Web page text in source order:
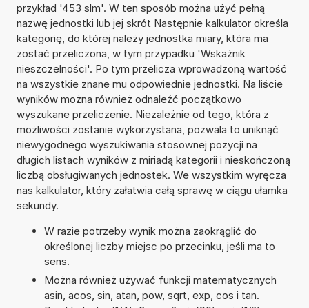
przykład '453 slm'. W ten sposób można użyć pełną
nazwę jednostki lub jej skrót Następnie kalkulator określa
kategorię, do której należy jednostka miary, która ma
zostać przeliczona, w tym przypadku 'Wskaźnik
nieszczelności'. Po tym przelicza wprowadzoną wartość
na wszystkie znane mu odpowiednie jednostki. Na liście
wyników można również odnaleźć początkowo
wyszukane przeliczenie. Niezależnie od tego, która z
możliwości zostanie wykorzystana, pozwala to uniknąć
niewygodnego wyszukiwania stosownej pozycji na
długich listach wyników z miriadą kategorii i nieskończoną
liczbą obsługiwanych jednostek. We wszystkim wyręcza
nas kalkulator, który załatwia całą sprawę w ciągu ułamka
sekundy.
W razie potrzeby wynik można zaokrąglić do
określonej liczby miejsc po przecinku, jeśli ma to
sens.
Można również używać funkcji matematycznych
asin, acos, sin, atan, pow, sqrt, exp, cos i tan.